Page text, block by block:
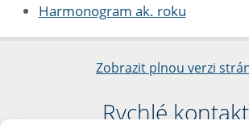
Harmonogram ak. roku
Zobrazit plnou verzi
Rychlé